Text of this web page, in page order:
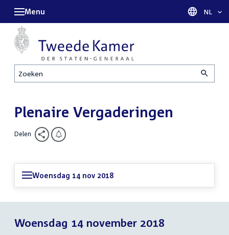
Zoeken
Menu Taal
NL
Plenaire Vergaderingen
Delen
Woensdag 14 nov 2018
Woensdag 14 november 2018